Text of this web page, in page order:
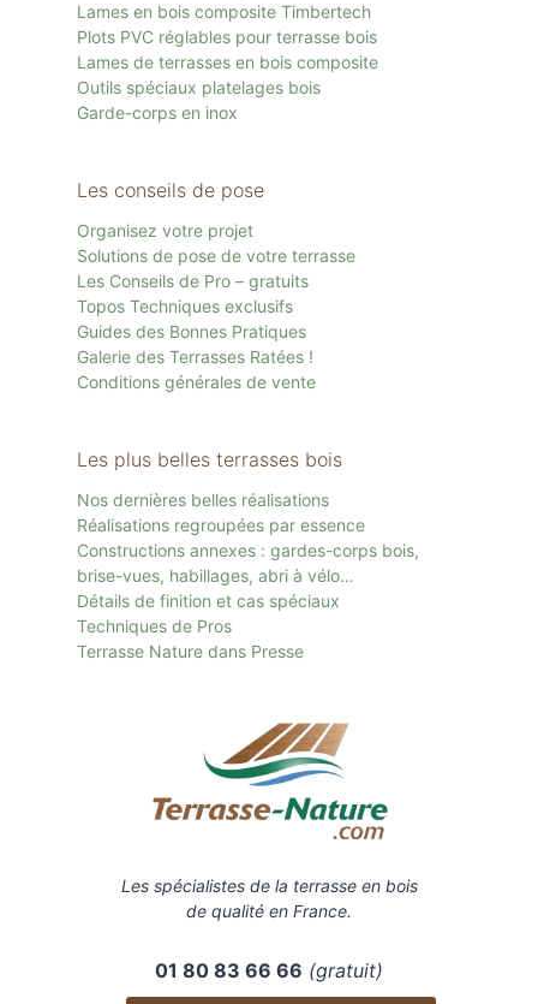
Lames en bois composite Timbertech
Plots PVC réglables pour terrasse bois
Lames de terrasses en bois composite
Outils spéciaux platelages bois
Garde-corps en inox
Les conseils de pose
Organisez votre projet
Solutions de pose de votre terrasse
Les Conseils de Pro – gratuits
Topos Techniques exclusifs
Guides des Bonnes Pratiques
Galerie des Terrasses Ratées !
Conditions générales de vente
Les plus belles terrasses bois
Nos dernières belles réalisations
Réalisations regroupées par essence
Constructions annexes : gardes-corps bois,
brise-vues, habillages, abri à vélo…
Détails de finition et cas spéciaux
Techniques de Pros
Terrasse Nature dans Presse
Les spécialistes de la terrasse en bois
de qualité en France.
01 80 83 66 66 (gratuit)